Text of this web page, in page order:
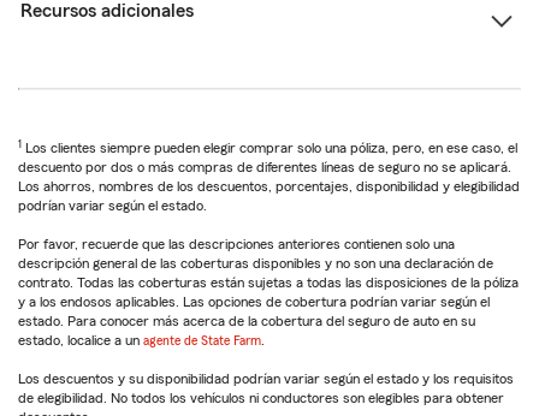
Recursos adicionales
1 Los clientes siempre pueden elegir comprar solo una póliza, pero, en ese caso, el
descuento por dos o más compras de diferentes líneas de seguro no se aplicará.
Los ahorros, nombres de los descuentos, porcentajes, disponibilidad y elegibilidad
podrían variar según el estado.
Por favor, recuerde que las descripciones anteriores contienen solo una
descripción general de las coberturas disponibles y no son una declaración de
contrato. Todas las coberturas están sujetas a todas las disposiciones de la póliza
y a los endosos aplicables. Las opciones de cobertura podrían variar según el
estado. Para conocer más acerca de la cobertura del seguro de auto en su
estado, localice a un agente de State Farm
Los descuentos y su disponibilidad podrían variar según el estado y los requisitos
de elegibilidad. No todos los vehículos ni conductores son elegibles para obtener